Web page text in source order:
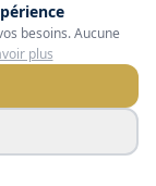
besoins. Aucune
plus